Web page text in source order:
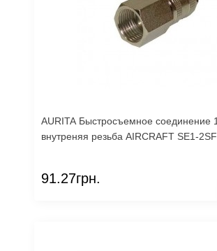
AURITA Быстросъемное соединение 1/4
внутреняя резьба AIRCRAFT SE1-2SF
91.27грн.